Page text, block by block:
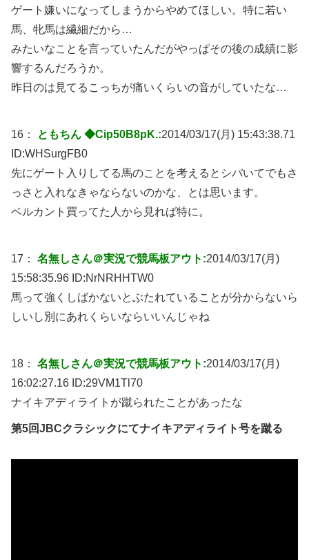
ゲート嫌いになってしまうからやめてほしい。特に若い
馬、牝馬は繊細だから…
みたいなことを言っていたんだがやっぱその後の成績に影
響するんだろうか。
昨日のは見てるこっちが痛いくらいの音がしていたな…
16： ともちん ◆Cip50B8pK.:2014/03/17(月) 15:43:38.71
ID:WHSurgFB0
先にゲート入りしてる馬のことを考えるとシバいてでもさ
っさと入れなきゃならないのかな、とは思います。
ベルカント買ってた人から見れば特に。
17： 名無しさん＠実況で競馬板アウト:2014/03/17(月)
15:58:35.96 ID:NrNRHHTW0
馬って強くしばかないとぶたれていることが分からないら
しいし別にあれくらいならいいんじゃね
18： 名無しさん＠実況で競馬板アウト:2014/03/17(月)
16:02:27.16 ID:29VM1Tl70
ナイキアディライトが蹴られたことがあったな
第5回JBCクラシックにてナイキアディライト号を蹴る